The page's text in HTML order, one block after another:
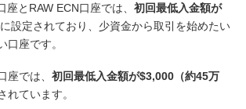
座とRAW ECN口座では、 初回最低入金額が
に設定されており、少資金から取引を始めたい
口座です。
座では、 初回最低入金額が$3,000（約45万
れています。